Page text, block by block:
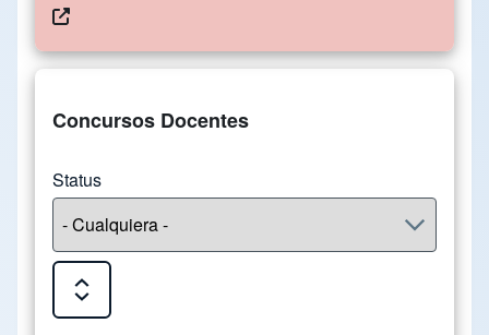
Concursos Docentes
Status
Expand or Collapse all sections